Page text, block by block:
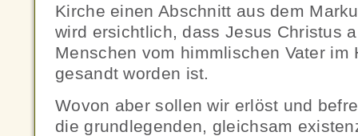
Kirche einen Abschnitt aus dem
wird ersichtlich, dass Jesus Christus
Menschen vom himmlischen Vater im
gesandt worden ist.
Wovon aber sollen wir erlöst und
die grundlegenden, gleichsam